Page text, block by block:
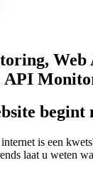
Web
is een
laat u weten